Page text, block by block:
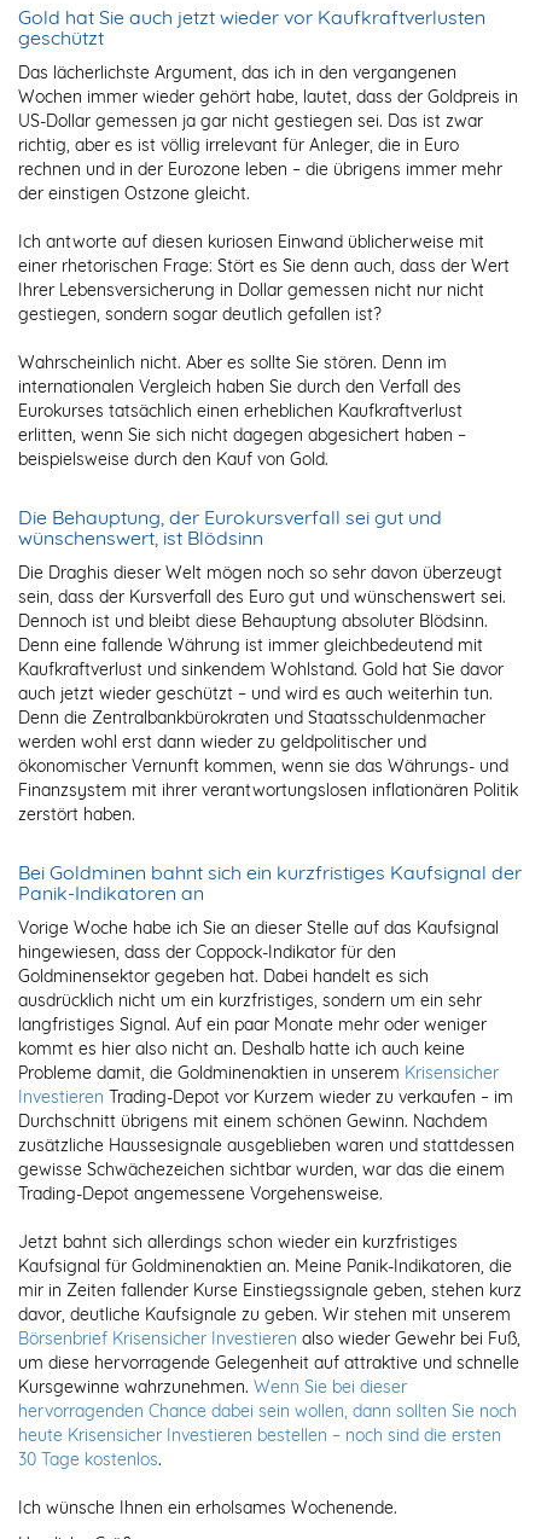
Gold hat Sie auch jetzt wieder vor Kaufkraftverlusten
geschützt
Das lächerlichste Argument, das ich in den vergangenen
Wochen immer wieder gehört habe, lautet, dass der Goldpreis in
US-Dollar gemessen ja gar nicht gestiegen sei. Das ist zwar
richtig, aber es ist völlig irrelevant für Anleger, die in Euro
rechnen und in der Eurozone leben – die übrigens immer mehr
der einstigen Ostzone gleicht.
Ich antworte auf diesen kuriosen Einwand üblicherweise mit
einer rhetorischen Frage: Stört es Sie denn auch, dass der Wert
Ihrer Lebensversicherung in Dollar gemessen nicht nur nicht
gestiegen, sondern sogar deutlich gefallen ist?
Wahrscheinlich nicht. Aber es sollte Sie stören. Denn im
internationalen Vergleich haben Sie durch den Verfall des
Eurokurses tatsächlich einen erheblichen Kaufkraftverlust
erlitten, wenn Sie sich nicht dagegen abgesichert haben –
beispielsweise durch den Kauf von Gold.
Die Behauptung, der Eurokursverfall sei gut und
wünschenswert, ist Blödsinn
Die Draghis dieser Welt mögen noch so sehr davon überzeugt
sein, dass der Kursverfall des Euro gut und wünschenswert sei.
Dennoch ist und bleibt diese Behauptung absoluter Blödsinn.
Denn eine fallende Währung ist immer gleichbedeutend mit
Kaufkraftverlust und sinkendem Wohlstand. Gold hat Sie davor
auch jetzt wieder geschützt – und wird es auch weiterhin tun.
Denn die Zentralbankbürokraten und Staatsschuldenmacher
werden wohl erst dann wieder zu geldpolitischer und
ökonomischer Vernunft kommen, wenn sie das Währungs- und
Finanzsystem mit ihrer verantwortungslosen inflationären Politik
zerstört haben.
Bei Goldminen bahnt sich ein kurzfristiges Kaufsignal der
Panik-Indikatoren an
Vorige Woche habe ich Sie an dieser Stelle auf das Kaufsignal
hingewiesen, dass der Coppock-Indikator für den
Goldminensektor gegeben hat. Dabei handelt es sich
ausdrücklich nicht um ein kurzfristiges, sondern um ein sehr
langfristiges Signal. Auf ein paar Monate mehr oder weniger
kommt es hier also nicht an. Deshalb hatte ich auch keine
Probleme damit, die Goldminenaktien in unserem Krisensicher
Investieren Trading-Depot vor Kurzem wieder zu verkaufen – im
Durchschnitt übrigens mit einem schönen Gewinn. Nachdem
zusätzliche Haussesignale ausgeblieben waren und stattdessen
gewisse Schwächezeichen sichtbar wurden, war das die einem
Trading-Depot angemessene Vorgehensweise.
Jetzt bahnt sich allerdings schon wieder ein kurzfristiges
Kaufsignal für Goldminenaktien an. Meine Panik-Indikatoren, die
mir in Zeiten fallender Kurse Einstiegssignale geben, stehen kurz
davor, deutliche Kaufsignale zu geben. Wir stehen mit unserem
Börsenbrief Krisensicher Investieren also wieder Gewehr bei Fuß,
um diese hervorragende Gelegenheit auf attraktive und schnelle
Kursgewinne wahrzunehmen. Wenn Sie bei dieser
hervorragenden Chance dabei sein wollen, dann sollten Sie noch
heute Krisensicher Investieren bestellen – noch sind die ersten
30 Tage kostenlos.
Ich wünsche Ihnen ein erholsames Wochenende.